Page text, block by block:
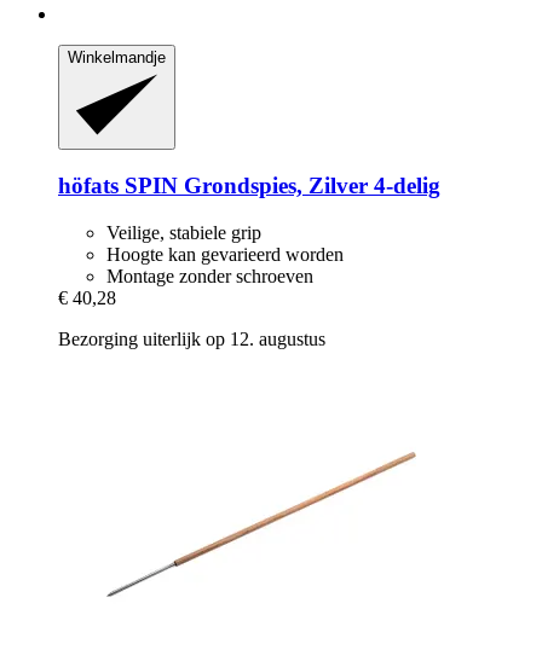
Winkelmandje
höfats SPIN Grondspies, Zilver 4-​delig
Veilige, stabiele grip
Hoogte kan gevarieerd worden
Montage zonder schroeven
€ 40,28
Bezorging uiterlijk op 12. augustus